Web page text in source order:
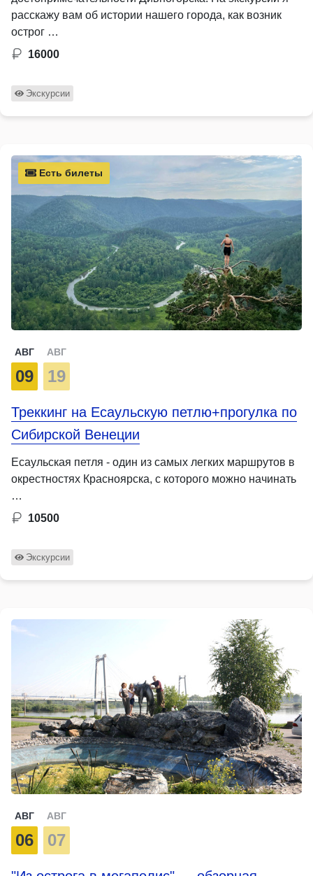
расскажу вам об истории нашего города, как возник
острог …
16000
Экскурсии
Есть билеты
АВГ
09
АВГ
19
Треккинг на Есаульскую петлю+прогулка по
Сибирской Венеции
Есаульская петля - один из самых легких маршрутов в
окрестностях Красноярска, с которого можно начинать
…
10500
Экскурсии
АВГ
06
АВГ
07